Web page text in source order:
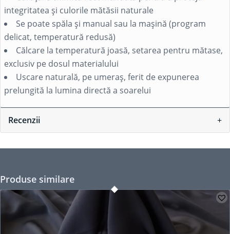
integritatea și culorile mătăsii naturale
Se poate spăla și manual sau la mașină (program
delicat, temperatură redusă)
Călcare la temperatură joasă, setarea pentru mătase,
exclusiv pe dosul materialului
Uscare naturală, pe umeraș, ferit de expunerea
prelungită la lumina directă a soarelui
Recenzii
Produse similare